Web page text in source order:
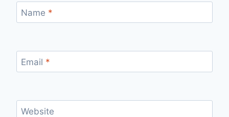
Name *
Email *
Website